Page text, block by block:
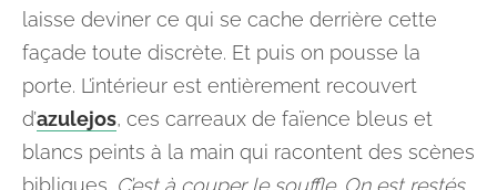
laisse deviner ce qui se cache derrière cette
façade toute discrète. Et puis on pousse la
porte. L’intérieur est entièrement recouvert
d’azulejos, ces carreaux de faïence bleus et
blancs peints à la main qui racontent des scènes
bibliques. C’est à couper le souffle. On est restés